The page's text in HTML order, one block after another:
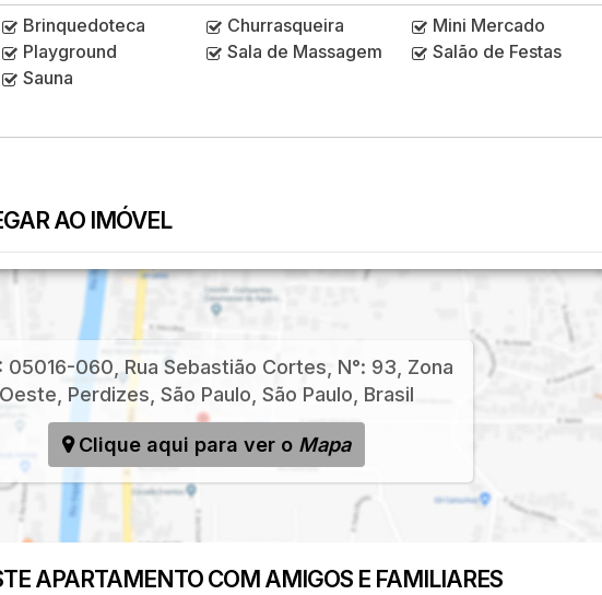
Brinquedoteca Churrasqueira
Mini Mercado
Playground Sala de Massagem
Salão de Festas
Sauna
AO IMÓVEL
05016-060 Rua Sebastião Cortes N°: 93 Zona
Oeste Perdizes São Paulo São Paulo Brasil
Clique aqui para ver o Mapa
APARTAMENTO COM AMIGOS E FAMILIARES